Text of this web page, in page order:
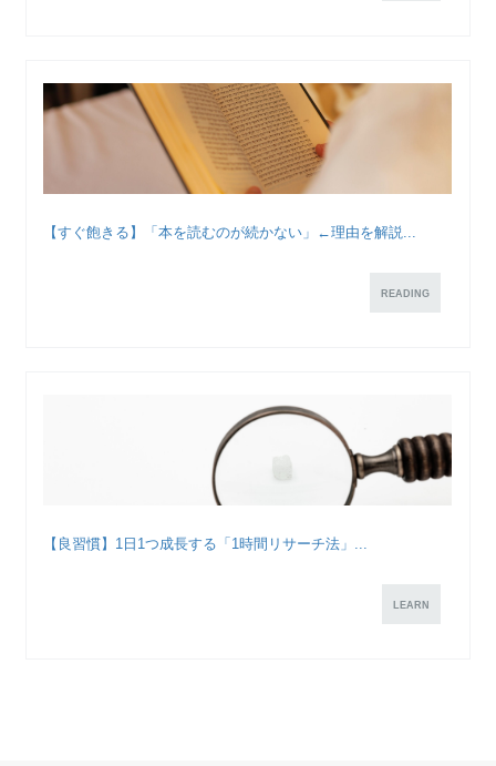
【すぐ飽きる】「本を読むのが続かない」←理由を解説...
READING
【良習慣】1日1つ成長する「1時間リサーチ法」...
LEARN